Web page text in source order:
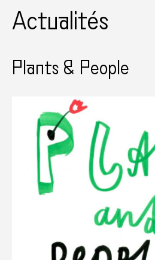
Actualités
Plants & People